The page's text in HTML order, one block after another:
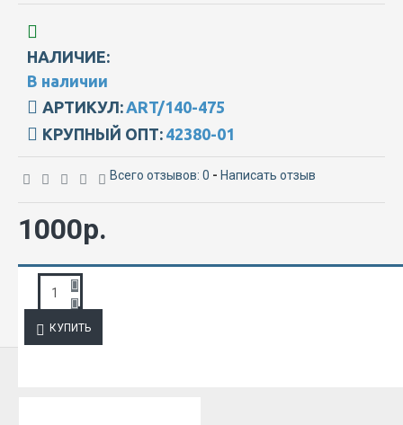
НАЛИЧИЕ:
В наличии
АРТИКУЛ: ART/140-475
КРУПНЫЙ ОПТ: 42380-01
Всего отзывов: 0 - Написать отзыв
1000р.
КУПИТЬ